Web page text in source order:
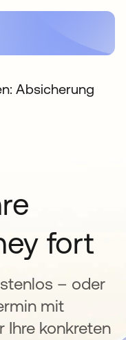
Absicherung
fort
– oder
mit
Ihre konkreten